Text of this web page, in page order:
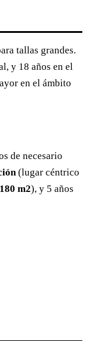
tallas grandes.
y 18 años en el
en el ámbito
de necesario
(lugar céntrico
180 m2), y 5 años